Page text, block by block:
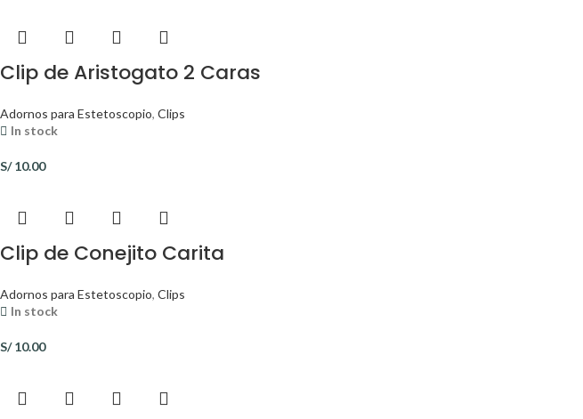
Clip de Aristogato 2 Caras
Adornos para Estetoscopio, Clips
In stock
S/10.00
Clip de Conejito Carita
Adornos para Estetoscopio, Clips
In stock
S/10.00